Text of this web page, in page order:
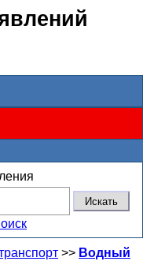
>> Водный